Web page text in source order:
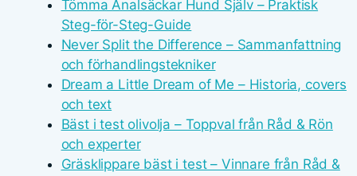
Tömma Analsäckar Hund Själv – Praktisk
Steg-för-Steg-Guide
Never Split the Difference – Sammanfattning
och förhandlingstekniker
Dream a Little Dream of Me – Historia, covers
och text
Bäst i test olivolja – Toppval från Råd & Rön
och experter
Gräsklippare bäst i test – Vinnare från Råd &